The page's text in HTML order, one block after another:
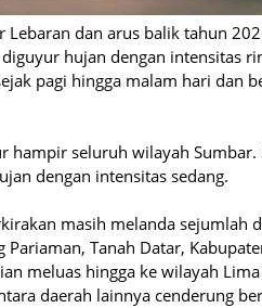
Lebaran dan arus balik tahun
hujan dengan intensitas
pagi hingga malam hari dan
hampir seluruh wilayah
dengan intensitas sedang.
masih melanda sejumlah
Pariaman, Tanah Datar,
meluas hingga ke wilayah
daerah lainnya cenderung